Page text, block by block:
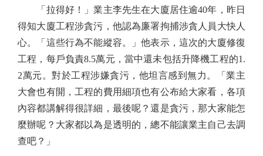
「拉得好！」業主李先生在大廈居住逾40年，昨日
得知大廈工程涉貪污，他認為廉署拘捕涉貪人員大快人
心。「這些行為不能縱容。」他表示，這次的大廈修復
工程，每戶負責8.5萬元，當中還未包括升降機工程的1.
2萬元。對於工程涉嫌貪污，他坦言感到無力。「業主
大會也有開，工程的費用細項也有公布給大家看，各項
內容都講解得很詳細，最後呢？還是貪污，那大家能怎
麼辦呢？大家都以為是透明的，總不能讓業主自己去調
查吧？」